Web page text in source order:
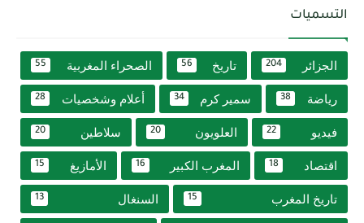
التسميات
الجزائر 204 تاريخ 56 الصحراء المغربية 55
رياضة 38 سمير كرم 34 أعلام وشخصيات 28
فيديو 22 العلويون 20 سلاطين 20
اقتصاد 18 المغرب الكبير 16 الأمازيغ 15
تاريخ المغرب 15 السنغال 13